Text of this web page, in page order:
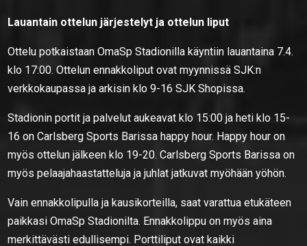
Lauantain ottelun järjestelyt ja ottelun liput
Ottelu potkaistaan OmaSp Stadionilla käyntiin lauantaina 7.4.
klo 17:00. Ottelun ennakkoliput ovat myynnissä SJK:n
verkkokaupassa ja arkisin klo 9-16 SJK Shopissa.
Stadionin portit ja palvelut aukeavat klo 15:00 ja heti klo 15-
16 on Carlsberg Sports Barissa happy hour. Happy hour on
myös ottelun jälkeen klo 19-20. Carlsberg Sports Barissa on
myös pelaajahaastatteluja ja juhlat jatkuvat myöhään yöhön.
Vain ennakkolipulla ja kausikorteilla, saat varattua etukäteen
paikkasi OmaSp Stadionilta. Ennakkolippu on myös aina
merkittävästi edullisempi. Porttiliput ovat kaikki